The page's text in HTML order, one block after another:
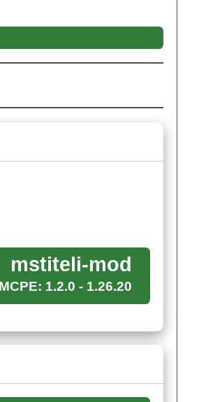
— мстители.
Сикира, репульсор,
здоровьем в тысячу хп и
все шесть минералов.
mstiteli-mod
MCPE: 1.2.0 - 1.26.20